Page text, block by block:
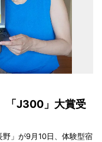
「J300」大賞受
」が9月10日、体験型宿